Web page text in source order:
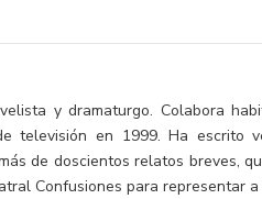
y dramaturgo. Colabora
televisión en 1999. Ha escrito
de doscientos relatos breves,
Confusiones para representar